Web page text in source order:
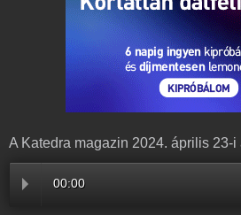
A Katedra magazin 2024. április 23-i
00:00